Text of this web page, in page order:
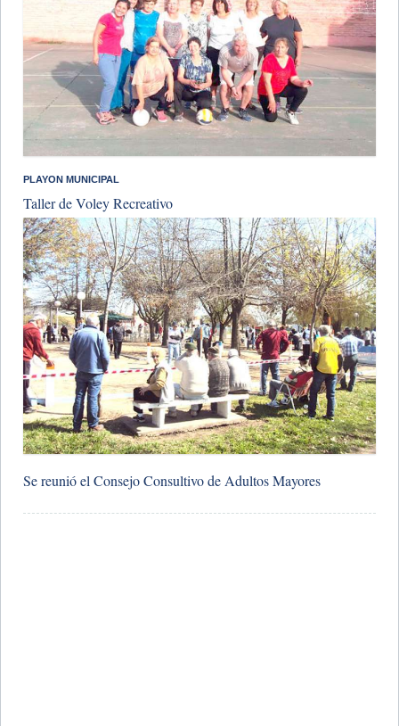
PLAYON MUNICIPAL
Taller de Voley Recreativo
Se reunió el Consejo Consultivo de Adultos Mayores